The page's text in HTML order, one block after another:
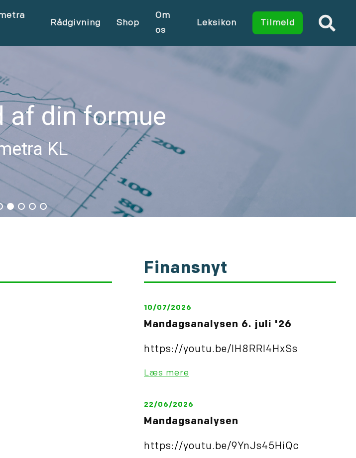
Rådgivning Shop
Om
os
Leksikon Tilmeld
af din formue
KL
Finansnyt
10/07/2026
Mandagsanalysen 6. juli '26
https://youtu.be/IH8RRl4HxSs
Læs mere
22/06/2026
Mandagsanalysen
https://youtu.be/9YnJs45HiQc